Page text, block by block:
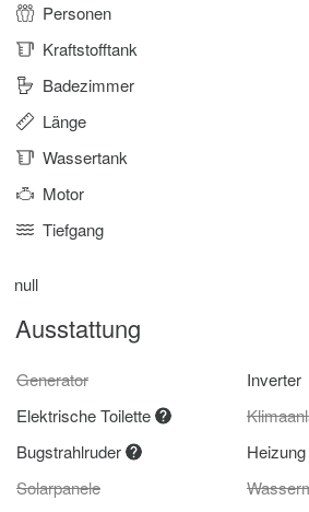
Personen
Kraftstofftank
Badezimmer
Länge
Wassertank
Motor
Tiefgang
null
Ausstattung
Generator
Inverter
Elektrische Toilette
Bugstrahlruder
Heizung
Solarpanele